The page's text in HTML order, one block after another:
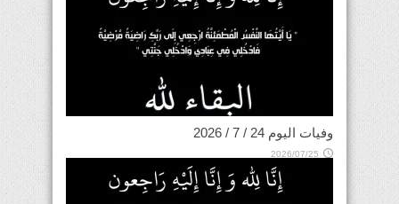
وفيات اليوم 24 / 7 / 2026
2026/07/25